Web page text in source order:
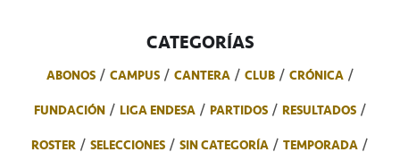
CATEGORÍAS
ABONOS CAMPUS CANTERA CLUB
CRÓNICA
FUNDACIÓN
LIGA ENDESA PARTIDOS
RESULTADOS
ROSTER
SELECCIONES SIN CATEGORÍA TEMPORADA